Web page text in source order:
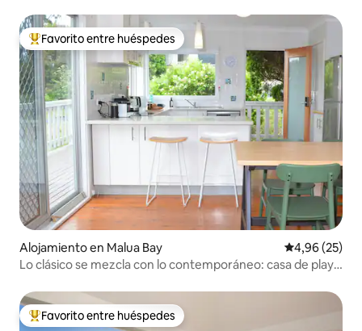
Favorito entre los huéspedes más destacados
Favorito entre huéspedes
Alojamiento en Malua Bay Calificación
4,96 (25)
Lo clásico se mezcla con lo contemporáneo: casa de playa
Favorito entre los huéspedes más destacados
Favorito entre huéspedes